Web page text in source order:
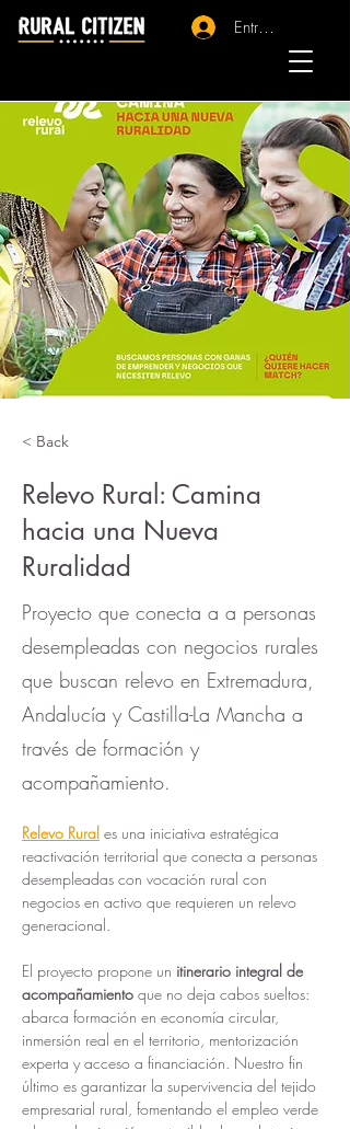
Entrar - Registro
< Back
Relevo Rural: Camina
hacia una Nueva
Ruralidad
Proyecto que conecta a a personas
desempleadas con negocios rurales
que buscan relevo en Extremadura,
Andalucía y Castilla-La Mancha a
través de formación y
acompañamiento.
Relevo Rural es una iniciativa estratégica
reactivación territorial que conecta a personas
desempleadas con vocación rural con
negocios en activo que requieren un relevo
generacional.
El proyecto propone un itinerario integral de
acompañamiento que no deja cabos sueltos:
abarca formación en economía circular,
inmersión real en el territorio, mentorización
experta y acceso a financiación. Nuestro fin
último es garantizar la supervivencia del tejido
empresarial rural, fomentando el empleo verde